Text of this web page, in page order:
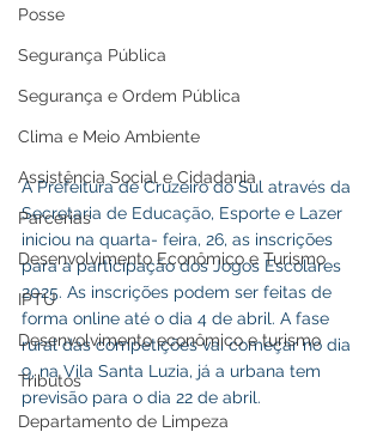
Posse
Segurança Pública
Segurança e Ordem Pública
Clima e Meio Ambiente
Assistência Social e Cidadania
Parcerias
Desenvolvimento Econômico e Turismo
IPTU
Desenvolvimento econômico e turismo
Tributos
Departamento de Limpeza
A Prefeitura de Cruzeiro do Sul através da
Secretaria de Educação, Esporte e Lazer
iniciou na quarta- feira, 26, as inscrições
para a participação dos Jogos Escolares
2025. As inscrições podem ser feitas de
forma online até o dia 4 de abril. A fase
rural das competições vai começar no dia
9, na Vila Santa Luzia, já a urbana tem
previsão para o dia 22 de abril.